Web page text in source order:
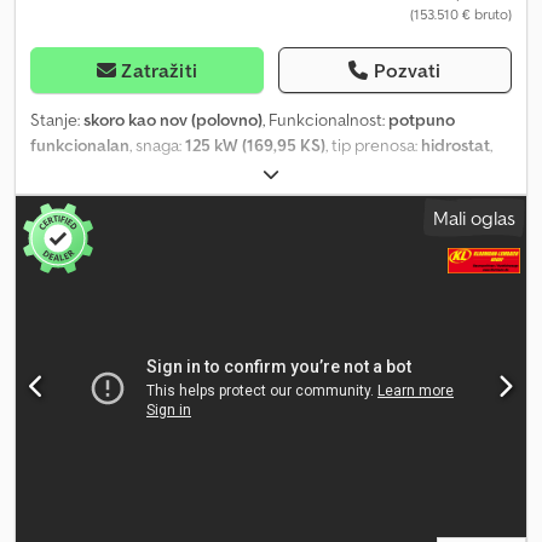
(153.510 € bruto)
Zatražiti Pozvati
Stanje:skoro kao nov (polovno), Funkcionalnost: potpuno
funkcionalan , snaga:125 kW (169,95 KS) , tip prenosa: hidrostat
, ukupna težina:
težina:13.700 kg, stanje pogona:100 procenat, stanje lanca:100
procenat
, sledeća inspekcija (TÜV):
09/2025, emisioni razred:
, Godina
proizvodnje:
radnih sati za samo 129.000,-- € - Radna težina: 13.700 kg -
ROPS/FOPS kabina sa klimom i grejanjem - PAT nivelacioni štit
širine 3.300 mm (šest smerova), preklopiv na 2.382 mm - IVECO 4-
Mali oglas